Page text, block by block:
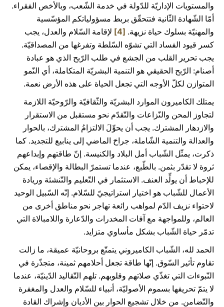
والمستويات الإداريّة للدّولة في خدمة الشّعب، وبالأخص الفقراء.
أمّا الشّهادة الثّانية فتتحقّق بربط مسؤولياتكم المؤسّسية
والمهنيّة بسلوك حياة نزيهة. [4]
لإقامة السّلام والعدل، يجب
كسر قيود الفساد التي تشوّه السّلطة وتفرغها من المصداقيّة.
يجب تحرير القلب من الجشع في طلب الرّبح الذي هو عبادة
أصنام: الرّبح الحقيقي هو التنمية البشريّة المتكاملة، أي النّمو
المتوازن لكلّ الأوجه التي تجعل الحياة على هذه الأرض نعمة.
يمتلك الكاميرون الموارد البشريّة والثّقافيّة والرّوحيّة اللازمة
لتجاوز المحن والنّزاعات والتّقدّم نحو مستقبل من الاستقرار
والازدهار المشترك. يجب أن يحوِّلَ الالتزامُ المشترك، بالحوار
والعدالة والتنمية الشّاملة، جراحَ الماضي إلى ينابيع للتجديد. كما
ذكرت، يمثّل الشّباب أمل البلاد والكنيسة. إنّ طاقتهم وإبداعهم
ثروة لا تقدّر بثمن. بالطّبع، عندما تستمرّ البطالة والإقصاء، يمكن
للإحباط أن يولِّد العنف. الاستثمار في التّعليم والتّنشئة وريادة
الأعمال للشّباب هو اختيار استراتيجيّ للسّلام. إنّه السّبيل الوحيد
لاحتواء نزيف الدّم لمواهب رائعة تهاجر نحو مناطق أخرى من
العالم، وللمواجهة مع آفات المخدرات والدّعارة واللامبالاة التي
تدمّر حياة الشّباب بشكل مأساوي متزايد.
الحمد لله، الشّباب الكاميروني يتمتّع بروحانيّة عميقة، ما زالت
تقاوم تأثير السّوق. إنّها طاقة تجعل أحلامهم ثمينة، متجذّرة في
النّبوءات التي تغذّي صلاتهم وقلوبهم. تلهم التّقاليد الدّينيّة، عندما
لا يتمّ تحريفها بسموم الأصوليّة، أنبياء للسّلام والعدل والمغفرة
والتّضامن. من خلال تشجيع الحوار بين الأديان وإشراك القادة